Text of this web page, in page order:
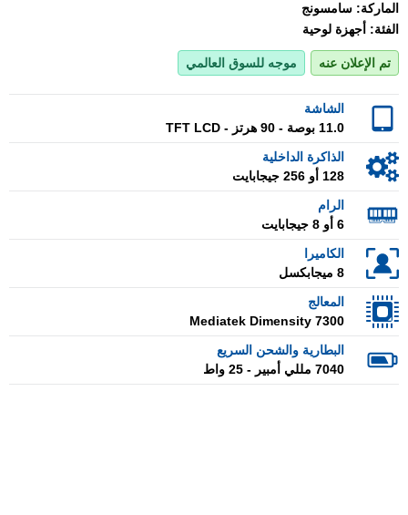
الماركة: سامسونج
الفئة: أجهزة لوحية
تم الإعلان عنه موجه للسوق العالمي
الشاشة
11.0 بوصة - 90 هرتز - TFT LCD
الذاكرة الداخلية
128 أو 256 جيجابايت
الرام
6 أو 8 جيجابايت
الكاميرا
8 ميجابكسل
المعالج
Mediatek Dimensity 7300
البطارية والشحن السريع
7040 مللي أمبير - 25 واط